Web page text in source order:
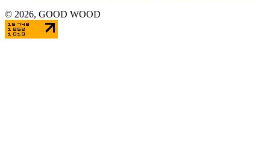
© 2026, GOOD WOOD